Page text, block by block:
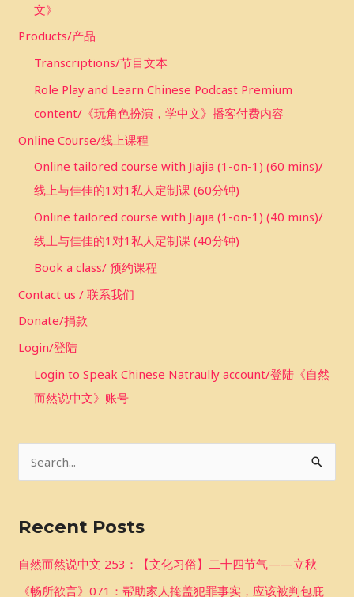
文》
Products/产品
Transcriptions/节目文本
Role Play and Learn Chinese Podcast Premium
content/《玩角色扮演，学中文》播客付费内容
Online Course/线上课程
Online tailored course with Jiajia (1-on-1) (60 mins)/
线上与佳佳的1对1私人定制课 (60分钟)
Online tailored course with Jiajia (1-on-1) (40 mins)/
线上与佳佳的1对1私人定制课 (40分钟)
Book a class/ 预约课程
Contact us / 联系我们
Donate/捐款
Login/登陆
Login to Speak Chinese Natraully account/登陆《自然
而然说中文》账号
r
c
Recent Posts
自然而然说中文 253：【文化习俗】二十四节气——立秋
《畅所欲言》071：帮助家人掩盖犯罪事实，应该被判包庇